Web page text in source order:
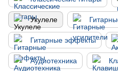
Укулеле
Гитарные эффекты
Аудиотехника